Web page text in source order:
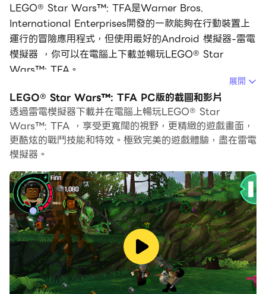
LEGO® Star Wars™: TFA是Warner Bros.
International Enterprises開發的一款能夠在行動裝置上
運行的冒險應用程式，但使用最好的Android 模擬器-雷電
模擬器 ，你可以在電腦上下載並暢玩LEGO® Star
Wars™: TFA。
在電腦上運行LEGO® Star Wars™: TFA，您可以在大螢
幕上清晰地瀏覽, 而用滑鼠和鍵盤操控應用程式比用觸摸屏
鍵盤要快得多，同時你將永遠不必擔心設備的電量問題。
通過多開和同步功能，你甚至可以在PC上運行多個應用程
而文件互傳功能讓分享圖像、影片和文件也變得非常容易。
下載LEGO® Star Wars™: TFA並在PC上運行。享受PC
端的大螢幕和高畫質畫質吧!
LEGO® Star Wars™: The Force Awakens™ 帶您在移
動平台上重新體驗銀河中最勁的冒險!
展開
LEGO® Star Wars™: TFA PC版的截圖和影片
透過雷電模擬器下載并在電腦上暢玩LEGO® Star
Wars™: TFA ，享受更寬闊的視野，更精緻的遊戲畫面，
更酷炫的戰鬥技能和特效。極致完美的遊戲體驗，盡在雷電
模擬器。